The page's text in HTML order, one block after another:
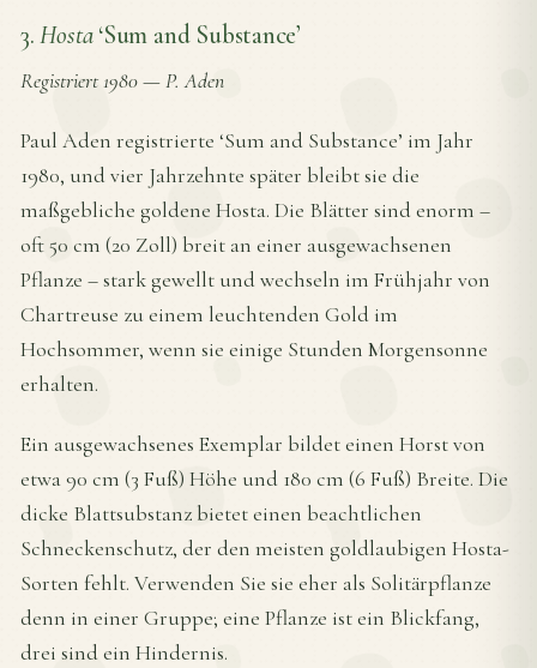
3.Hosta‘Sum and Substance’
Registriert 1980—P. Aden
Paul Aden registrierte ‘Sum and Substance’ im Jahr
1980, und vier Jahrzehnte später bleibt sie die
maßgebliche goldene Hosta. Die Blätter sind enorm –
oft 50 cm (20 Zoll) breit an einer ausgewachsenen
Pflanze – stark gewellt und wechseln im Frühjahr von
Chartreuse zu einem leuchtenden Gold im
Hochsommer, wenn sie einige Stunden Morgensonne
erhalten.
Ein ausgewachsenes Exemplar bildet einen Horst von
etwa 90 cm (3 Fuß) Höhe und 180 cm (6 Fuß) Breite. Die
dicke Blattsubstanz bietet einen beachtlichen
Schneckenschutz, der den meisten goldlaubigen Hosta-
Sorten fehlt. Verwenden Sie sie eher als Solitärpflanze
denn in einer Gruppe; eine Pflanze ist ein Blickfang,
drei sind ein Hindernis.